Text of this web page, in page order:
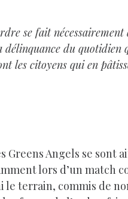
se fait
du quotidien
les citoyens qui en
Greens Angels se sont
lors d’un match
le terrain, commis de